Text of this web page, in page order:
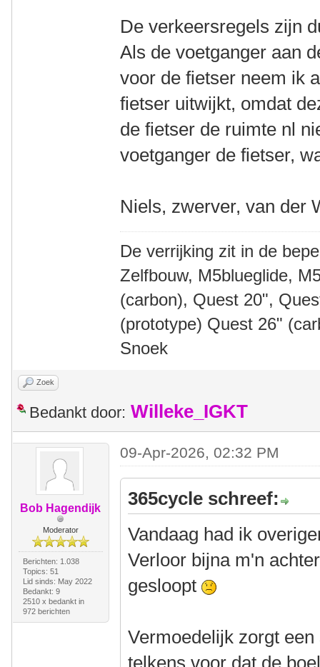
De verkeersregels zijn
Als de voetganger aan
voor de fietser neem ik
fietser uitwijkt, omdat
de fietser de ruimte nl
voetganger de fietser,
Niels, zwerver, van der
De verrijking zit in de
Zelfbouw, M5blueglide,
(carbon), Quest 20",
(prototype) Quest 26"
Snoek
Zoek
Bedankt door: Willeke_IGKT
Bob Hagendijk
Moderator
Berichten: 1.038
Topics: 51
Lid sinds: May 2022
Bedankt: 9
2510 x bedankt in
972 berichten
09-Apr-2026, 02:32 PM
365cycle schreef:
Vandaag had ik
Verloor bijna m'n
gesloopt
Vermoedelijk zorgt
telkens voor dat de